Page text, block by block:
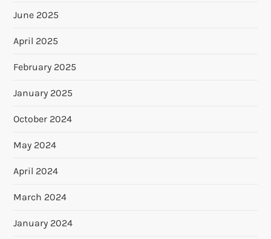
June 2025
April 2025
February 2025
January 2025
October 2024
May 2024
April 2024
March 2024
January 2024